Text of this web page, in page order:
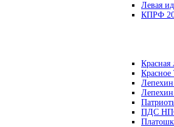
Левая
КПРФ
Красная
ПДС